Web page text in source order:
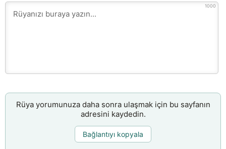
1000
Rüya yorumunuza daha sonra ulaşmak için bu sayfanın
adresini kaydedin.
Bağlantıyı kopyala